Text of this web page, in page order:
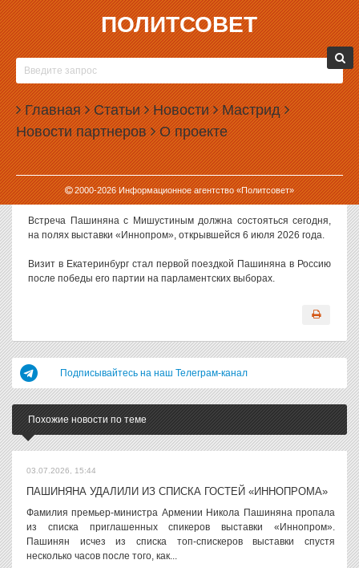
ПОЛИТСОВЕТ
Главная Статьи Новости Мастрид
Новости партнеров О проекте
2000-2026Информационное агентство «Политсовет»
06.07.2026, 15:21
В ЕКАТЕРИНБУРГ ПРИБЫЛ НИКОЛ ПАШИНЯН
Премьер-министр Армении Никол Пашинян прибыл с визитом в
Екатеринбург. На Урале он встретится с российским коллегой
Михаилом Мишустиным.
Самолет Пашиняна приземлился в Кольцово днем 6 июля 2026
года. Главу правительства Армении встречали представители
правительства Свердловской области.
Встреча Пашиняна с Мишустиным должна состояться сегодня,
на полях выставки «Иннопром», открывшейся 6 июля 2026 года.
Визит в Екатеринбург стал первой поездкой Пашиняна в Россию
после победы его партии на парламентских выборах.
Подписывайтесь на наш Телеграм-канал
Похожие новости по теме
03.07.2026, 15:44
ПАШИНЯНА УДАЛИЛИ ИЗ СПИСКА ГОСТЕЙ «ИННОПРОМА»
Фамилия премьер-министра Армении Никола Пашиняна пропала
из списка приглашенных спикеров выставки «Иннопром».
Пашинян исчез из списка топ-спискеров выставки спустя
несколько часов после того, как...